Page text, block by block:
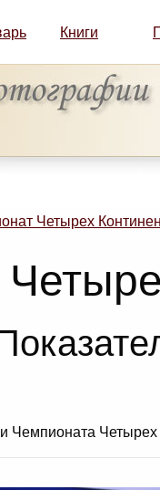
Книги
Четырех
Чемпионата